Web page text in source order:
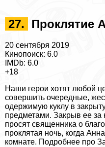
27. Проклятие
20 сентября 2019
Кинопоиск: 6.0
IMDb: 6.0
+18
Наши герои хотят любой
совершить очередные,
одержимую куклу в
предметами. Закрыв ее
просят священника о
проклятая ночь, когда
комнате. Подробнее про